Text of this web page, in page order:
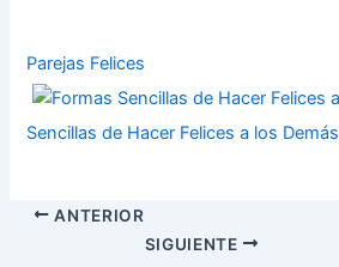
Parejas Felices
Sencillas de Hacer Felices a los Demás
ANTERIOR
SIGUIENTE